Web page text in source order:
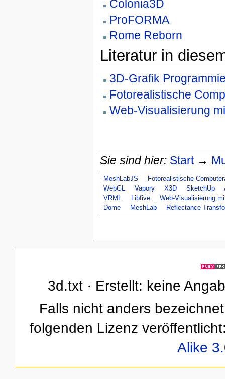
Colonia3D
ProFORMA
Rome Reborn
Literatur in
3D-Grafik
Fotorealistische
Web-Visualisierung
Sie sind hier: Start→
MeshLabJS
Fotorealistische
WebGL
Vapory X3D SketchUp
VRML
Libfive
Web-Visualisierung
Dome
MeshLab Reflectance
3d.txt · Erstellt: keine
Falls nicht anders
folgenden Lizenz
Alike